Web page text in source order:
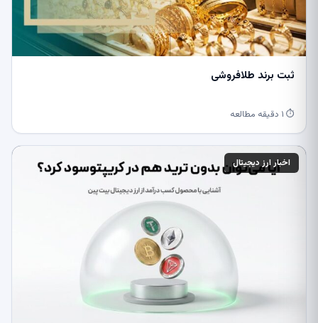
ثبت برند طلافروشی
⏱ ۱ دقیقه مطالعه
اخبار ارز دیجیتال